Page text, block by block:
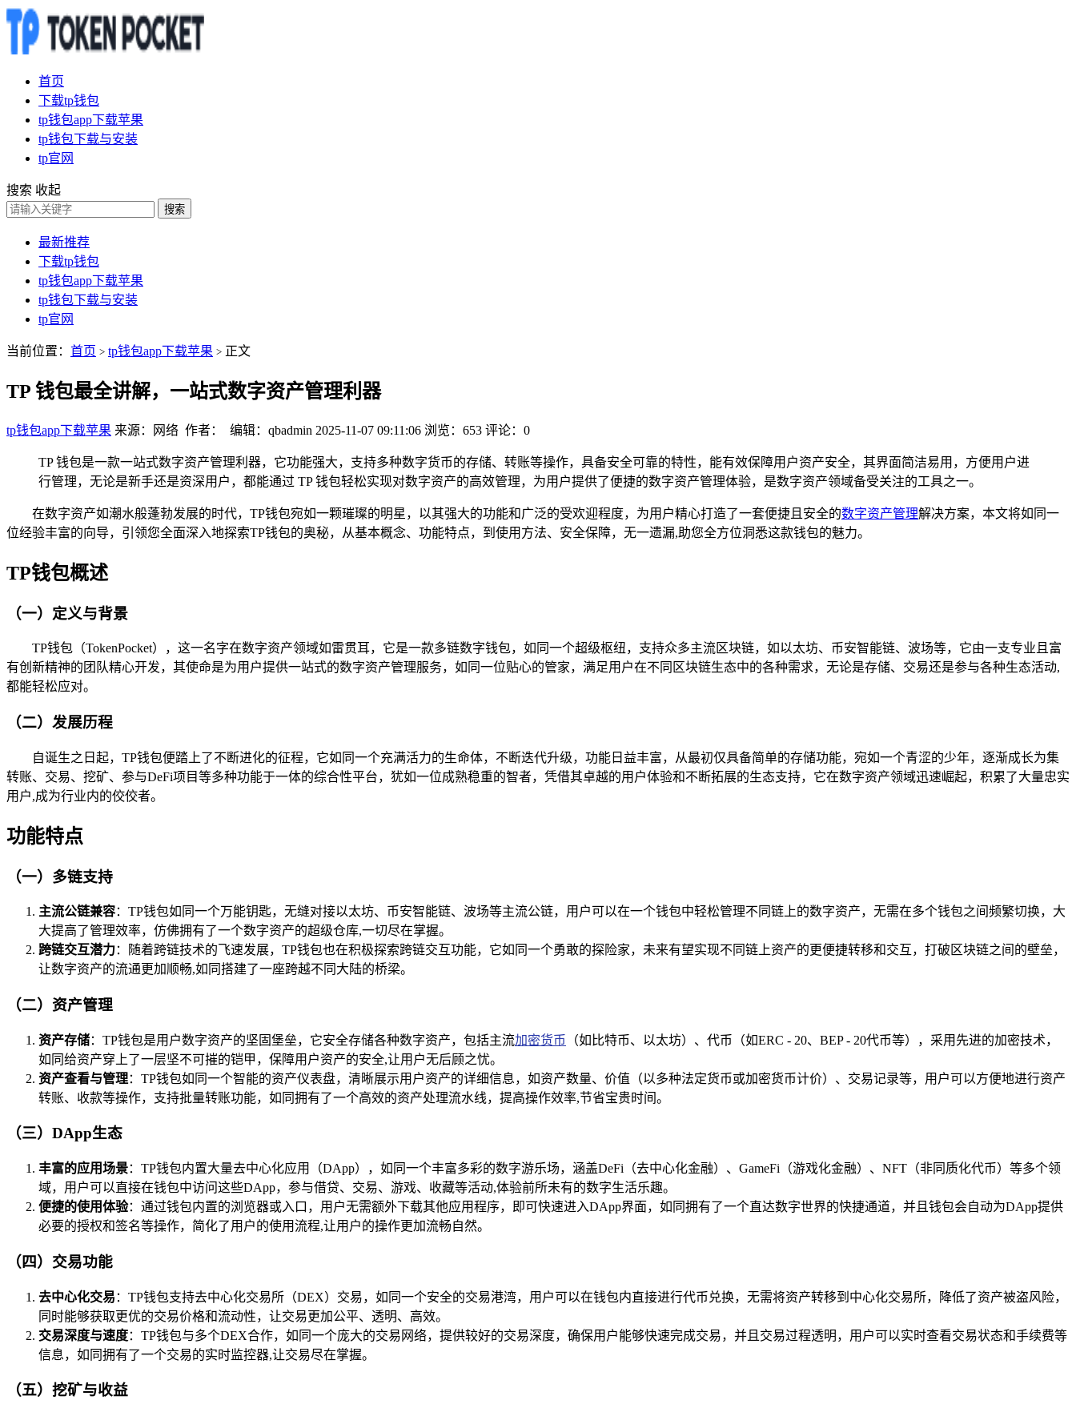
首页
下载tp钱包
tp钱包app下载苹果
tp钱包下载与安装
tp官网
搜索 收起
搜索
最新推荐
下载tp钱包
tp钱包app下载苹果
tp钱包下载与安装
tp官网
当前位置： 首页 > tp钱包app下载苹果 > 正文
TP 钱包最全讲解，一站式数字资产管理利器
tp钱包app下载苹果 来源：网络 作者： 编辑：qbadmin 2025-11-07 09:11:06 浏览：653 评论：0
TP 钱包是一款一站式数字资产管理利器，它功能强大，支持多种数字货币的存储、转账等操作，具备安全可靠的特性，能有效保障用户资产安全，其界面简洁易用，方便用户进
行管理，无论是新手还是资深用户，都能通过 TP 钱包轻松实现对数字资产的高效管理，为用户提供了便捷的数字资产管理体验，是数字资产领域备受关注的工具之一。
在数字资产如潮水般蓬勃发展的时代，TP钱包宛如一颗璀璨的明星，以其强大的功能和广泛的受欢迎程度，为用户精心打造了一套便捷且安全的数字资产管理解决方案，本文将如同一
位经验丰富的向导，引领您全面深入地探索TP钱包的奥秘，从基本概念、功能特点，到使用方法、安全保障，无一遗漏,助您全方位洞悉这款钱包的魅力。
TP钱包概述
（一）定义与背景
TP钱包（TokenPocket），这一名字在数字资产领域如雷贯耳，它是一款多链数字钱包，如同一个超级枢纽，支持众多主流区块链，如以太坊、币安智能链、波场等，它由一支专业且富
有创新精神的团队精心开发，其使命是为用户提供一站式的数字资产管理服务，如同一位贴心的管家，满足用户在不同区块链生态中的各种需求，无论是存储、交易还是参与各种生态活动,
都能轻松应对。
（二）发展历程
自诞生之日起，TP钱包便踏上了不断进化的征程，它如同一个充满活力的生命体，不断迭代升级，功能日益丰富，从最初仅具备简单的存储功能，宛如一个青涩的少年，逐渐成长为集
转账、交易、挖矿、参与DeFi项目等多种功能于一体的综合性平台，犹如一位成熟稳重的智者，凭借其卓越的用户体验和不断拓展的生态支持，它在数字资产领域迅速崛起，积累了大量忠实
用户,成为行业内的佼佼者。
功能特点
（一）多链支持
主流公链兼容：TP钱包如同一个万能钥匙，无缝对接以太坊、币安智能链、波场等主流公链，用户可以在一个钱包中轻松管理不同链上的数字资产，无需在多个钱包之间频繁切换，大
大提高了管理效率，仿佛拥有了一个数字资产的超级仓库,一切尽在掌握。
跨链交互潜力：随着跨链技术的飞速发展，TP钱包也在积极探索跨链交互功能，它如同一个勇敢的探险家，未来有望实现不同链上资产的更便捷转移和交互，打破区块链之间的壁垒，
让数字资产的流通更加顺畅,如同搭建了一座跨越不同大陆的桥梁。
（二）资产管理
资产存储：TP钱包是用户数字资产的坚固堡垒，它安全存储各种数字资产，包括主流加密货币
（如比特币、以太坊）、代币（如ERC - 20、BEP - 20代币等），采用先进的加密技术，
如同给资产穿上了一层坚不可摧的铠甲，保障用户资产的安全,让用户无后顾之忧。
资产查看与管理：TP钱包如同一个智能的资产仪表盘，清晰展示用户资产的详细信息，如资产数量、价值（以多种法定货币或加密货币计价）、交易记录等，用户可以方便地进行资产
转账、收款等操作，支持批量转账功能，如同拥有了一个高效的资产处理流水线，提高操作效率,节省宝贵时间。
（三）DApp生态
丰富的应用场景：TP钱包内置大量去中心化应用（DApp），如同一个丰富多彩的数字游乐场，涵盖DeFi（去中心化金融）、GameFi（游戏化金融）、NFT（非同质化代币）等多个领
域，用户可以直接在钱包中访问这些DApp，参与借贷、交易、游戏、收藏等活动,体验前所未有的数字生活乐趣。
便捷的使用体验：通过钱包内置的浏览器或入口，用户无需额外下载其他应用程序，即可快速进入DApp界面，如同拥有了一个直达数字世界的快捷通道，并且钱包会自动为DApp提供
必要的授权和签名等操作，简化了用户的使用流程,让用户的操作更加流畅自然。
（四）交易功能
去中心化交易 ：TP钱包支持去中心化交易所（DEX）交易，如同一个安全的交易港湾，用户可以在钱包内直接进行代币兑换，无需将资产转移到中心化交易所，降低了资产被盗风险，
同时能够获取更优的交易价格和流动性，让交易更加公平、透明、高效。
交易深度与速度：TP钱包与多个DEX合作，如同一个庞大的交易网络，提供较好的交易深度，确保用户能够快速完成交易，并且交易过程透明，用户可以实时查看交易状态和手续费等
信息，如同拥有了一个交易的实时监控器,让交易尽在掌握。
（五）挖矿与收益